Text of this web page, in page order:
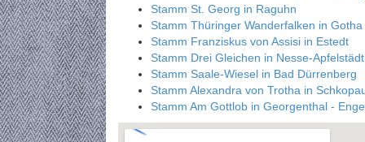
Stamm St. Georg in Raguhn
Stamm Thüringer Wanderfalken in Gotha
Stamm Franziskus von Assisi in Estedt
Stamm Drei Gleichen in Nesse-
Stamm Saale-Wiesel in Bad Dürrenberg
Stamm Alexandra von Trotha in
Stamm Am Gottlob in Georgenthal -